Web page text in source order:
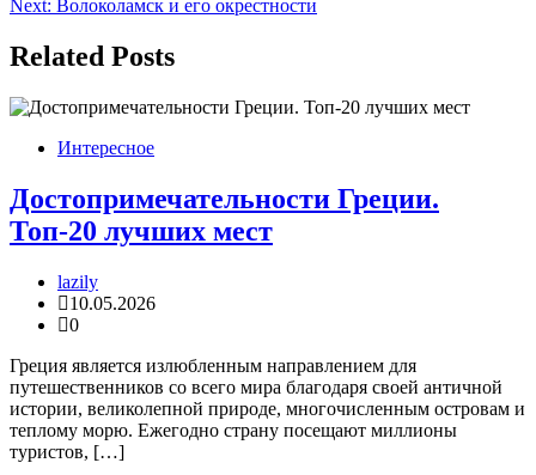
по
записям
Next: Волоколамск и его окрестности
Related Posts
Интересное
Достопримечательности Греции.
Топ-20 лучших мест
lazily
10.05.2026
0
Греция является излюбленным направлением для
путешественников со всего мира благодаря своей античной
истории, великолепной природе, многочисленным островам и
теплому морю. Ежегодно страну посещают миллионы
туристов, […]